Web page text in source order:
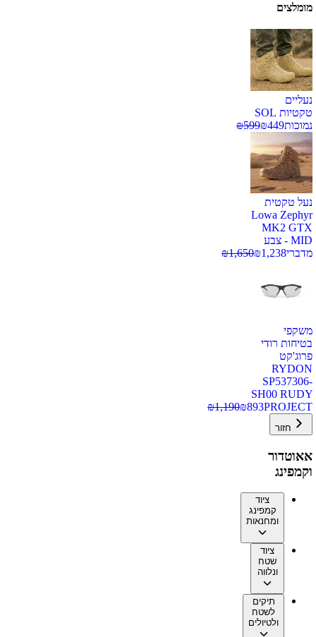
מומלצים
נעליים
טקטיות SOL
נמוכות
₪449
₪599
נעל טקטית
Lowa Zephyr
MK2 GTX
MID - צבע
מדברי
₪1,238
₪1,650
משקפי
בטיחות רודי
פרוג'קט
RYDON
SP537306-
SH00 RUDY
PROJECT
₪893
₪1,190
חזור
אאוטדור
וקמפינג
ציוד
קמפינג
ומחנאות
ציוד
שטח
ונלווה
תיקים
לשטח
ולטיולים